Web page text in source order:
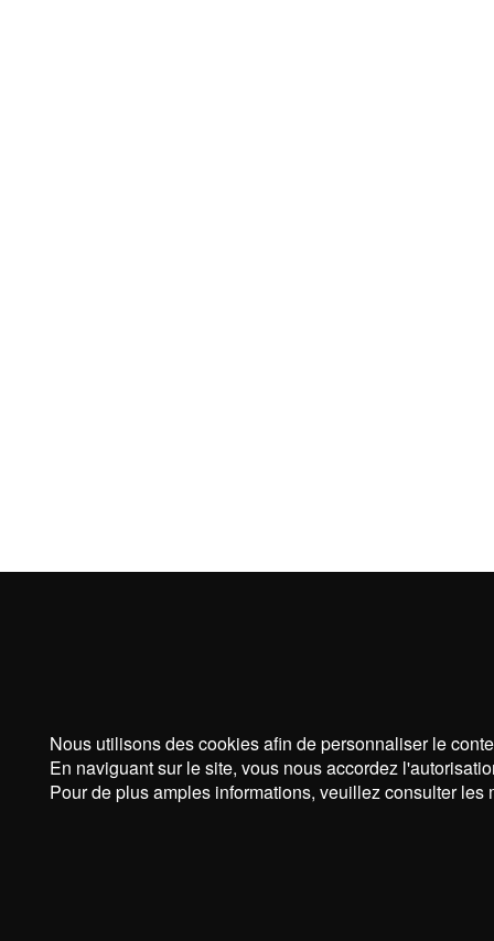
Nous utilisons des cookies afin de personnaliser le
En naviguant sur le site, vous nous accordez
Pour de plus amples informations, veuillez consulter les